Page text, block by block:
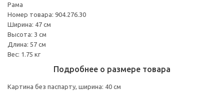
Рама
Номер товара: 904.276.30
Ширина: 47 см
Высота: 3 см
Длина: 57 см
Вес: 1.75 кг
Подробнее о размере товара
Картина без паспарту, ширина: 40 см